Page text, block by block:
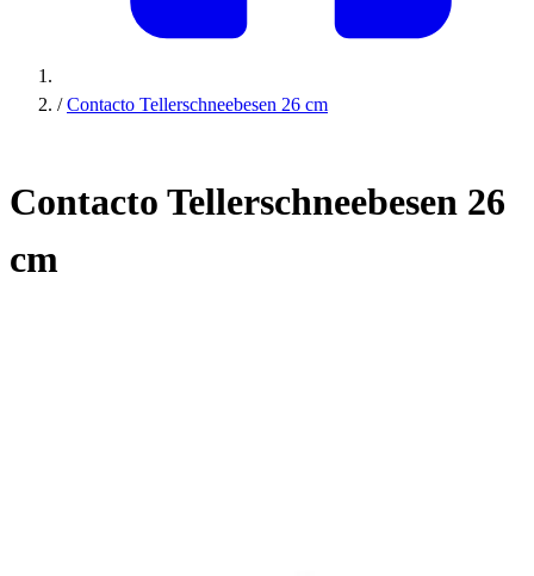
/ Contacto Tellerschneebesen 26 cm
Contacto Tellerschneebesen 26
cm